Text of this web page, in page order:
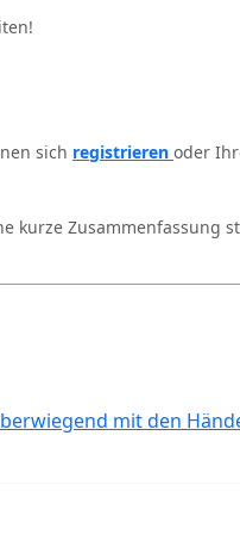
sich registrieren oder
kurze Zusammenfassung
mit den